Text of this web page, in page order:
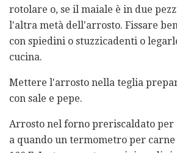
rotolare o, se il maiale è in due
l'altra metà dell'arrosto. Fissare
con spiedini o stuzzicadenti o
cucina.
Mettere l'arrosto nella teglia
con sale e pepe.
Arrosto nel forno preriscaldato per
a quando un termometro per